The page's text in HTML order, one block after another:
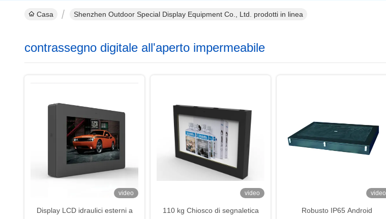
Casa Shenzhen Outdoor Special Display Equipment Co., Ltd. prodotti in linea
contrassegno digitale all'aperto impermeabile
video
Display LCD idraulici esterni a
video
110 kg Chiosco di segnaletica
video
Robusto IP65 Android